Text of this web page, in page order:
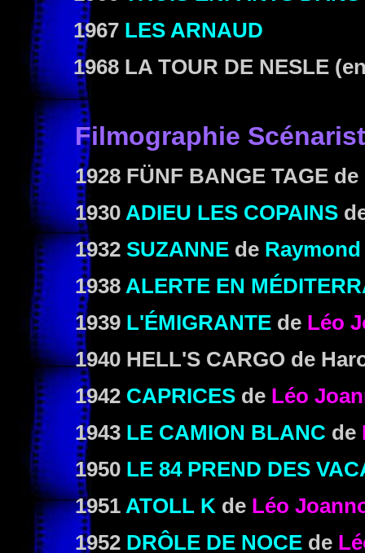
1967 LES ARNAUD
1968 LA TOUR DE NESLE
Filmographie
1928 FÜNF BANGE TAGE de
1930 ADIEU LES COPAINS
1932 SUZANNE de
1938 ALERTE EN
1939 L'ÉMIGRANTE de Léo
1940 HELL'S CARGO de
1942 CAPRICES de Léo
1943 LE CAMION BLANC de
1950 LE 84 PREND DES
1951 ATOLL K de Léo
1952 DRÔLE DE NOCE de